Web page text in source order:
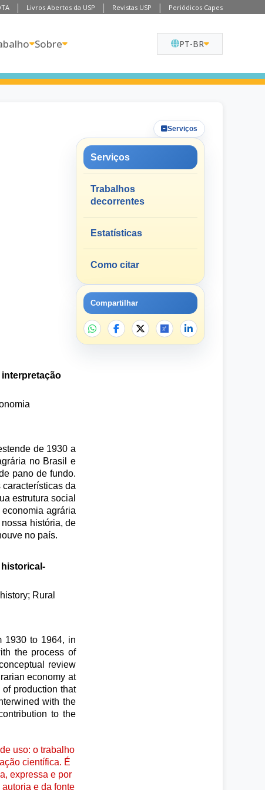
Livros Abertos da USP Revistas USP Periódicos Capes
Sobre PT-BR
de 1930 a
no Brasil e
pano de fundo.
da
estrutura social
agrária
história, de
no país.
Rural
1930 to 1964, in
the process of
review
economy at
production that
with the
to the
uso: o trabalho
científica. É
expressa e por
e da fonte
Serviços
Serviços
Trabalhos
decorrentes
Estatísticas
Como citar
Compartilhar